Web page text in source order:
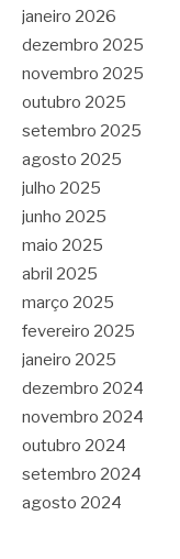
janeiro 2026
dezembro 2025
novembro 2025
outubro 2025
setembro 2025
agosto 2025
julho 2025
junho 2025
maio 2025
abril 2025
março 2025
fevereiro 2025
janeiro 2025
dezembro 2024
novembro 2024
outubro 2024
setembro 2024
agosto 2024